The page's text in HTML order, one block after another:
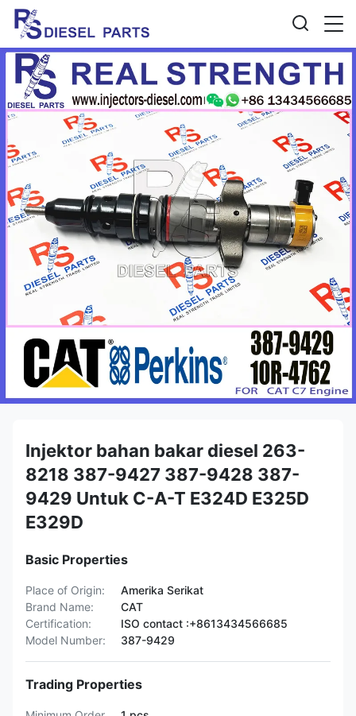
Injektor bahan bakar diesel 263-
8218 387-9427 387-9428 387-
9429 Untuk C-A-T E324D E325D
E329D
Basic Properties
Place of Origin:
Amerika Serikat
Brand Name:
CAT
Certification:
ISO contact :+8613434566685
Model Number:
387-9429
Trading Properties